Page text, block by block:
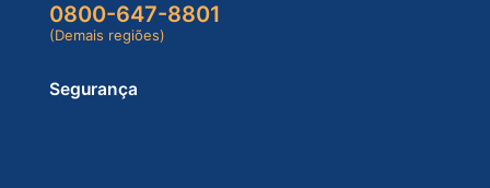
0800-647-8801
(Demais regiões)
Segurança